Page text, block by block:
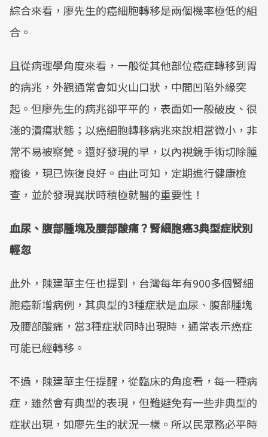
綜合來看，廖先生的癌細胞轉移是兩個機率極低的組
合。
且從病理學角度來看，一般從其他部位癌症轉移到胃
的病兆，外觀通常會如火山口狀，中間凹陷外緣突
起。但廖先生的病兆卻平平的，表面如一般破皮、很
淺的潰瘍狀態；以癌細胞轉移病兆來說相當微小，非
常不易被察覺。還好發現的早，以內視鏡手術切除腫
瘤後，現已恢復良好。由此可知，定期進行健康檢
查，並於發現異狀時積極就醫的重要性！
血尿、腹部腫塊及腰部酸痛？腎細胞癌3典型症狀別
輕忽
此外，陳建華主任也提到，台灣每年有900多個腎細
胞癌新增病例，其典型的3種症狀是血尿、腹部腫塊
及腰部酸痛，當3種症狀同時出現時，通常表示癌症
可能已經轉移。
不過，陳建華主任提醒，從臨床的角度看，每一種病
症，雖然會有典型的表現，但難避免有一些非典型的
症狀出現，如廖先生的狀況一樣。所以民眾務必平時